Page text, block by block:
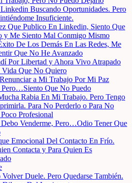
Buscando Oportunidades. Pero
Insuficiente.
Que Publico En Linkedin, Siento Que
y Me Siento Mal Conmigo Mismo
De Los Demás En Las Redes, Me
Que No He Avanzado
Por Libertad y Ahora Vivo Atrapado
Vida Que No Quiero
a Mi Trabajo Por Mi Paz
Que No Puedo
Rabia En Mi Trabajo. Pero Tengo
Para No Perderlo o Para No
Profesional
Debo Venderme, Pero…Odio Tener Que
Emocional Del Contacto En Frío.
Contacta y Para Quien Es
Volver Duele. Pero Quedarse También.